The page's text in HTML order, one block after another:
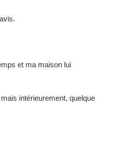
et ma maison lui
intérieurement, quelque